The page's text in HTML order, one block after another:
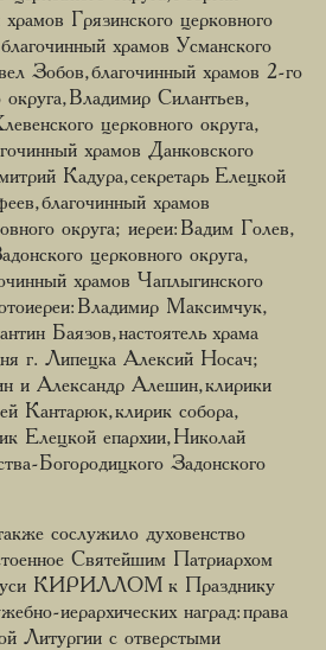
храмов Грязинского церковного
храмов Усманского
Зобов, благочинный храмов 2-го
Владимир Силантьев,
церковного округа,
храмов Данковского
Кадура, секретарь Елецкой
благочинный храмов
округа; иереи: Вадим Голев,
церковного округа,
храмов Чаплыгинского
Владимир Максимчук,
Баязов, настоятель храма
г. Липецка Алексий Носач;
и Александр Алешин, клирики
Кантарюк, клирик собора,
Елецкой епархии, Николай
Богородицкого Задонского
сослужило духовенство
Святейшим Патриархом
КИРИЛЛОМ к Празднику
иерархических наград: права
Литургии с отверстыми